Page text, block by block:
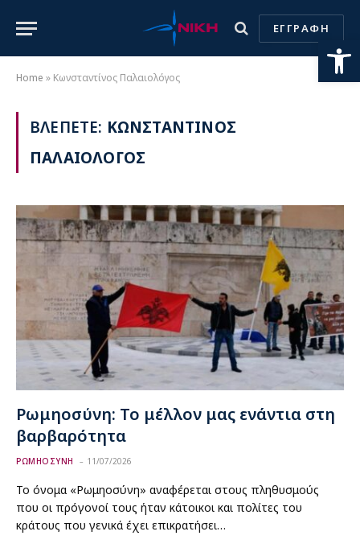
ΕΓΓΡΑΦΗ
Home » Κωνσταντίνος Παλαιολόγος
ΒΛΕΠΕΤΕ: ΚΩΝΣΤΑΝΤΙΝΟΣ
ΠΑΛΑΙΟΛΟΓΟΣ
Ρωμηοσύνη: Το μέλλον μας ενάντια στη
βαρβαρότητα
ΡΩΜΗΟΣΥΝΗ 11/07/2026
Το όνομα «Ρωμηοσύνη» αναφέρεται στους πληθυσμούς
που οι πρόγονοί τους ήταν κάτοικοι και πολίτες του
κράτους που γενικά έχει επικρατήσει…